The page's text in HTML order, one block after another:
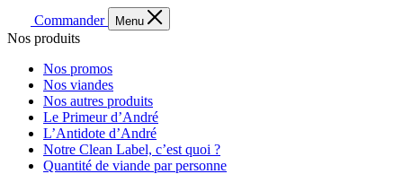
Commander Menu
Nos produits
Nos promos
Nos viandes
Nos autres produits
Le Primeur d’André
L’Antidote d’André
Notre Clean Label, c’est quoi ?
Quantité de viande par personne